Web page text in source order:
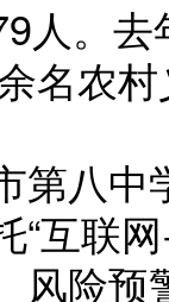
人。
名农
八中
“互联
风险